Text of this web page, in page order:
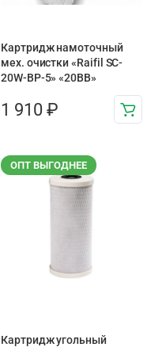
Картридж намоточный
мех. очистки «Raifil SC-
20W-BP-5» «20BB»
1 910 ₽
ОПТ ВЫГОДНЕЕ
Картридж угольный